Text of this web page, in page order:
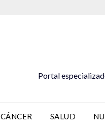
Portal
CÁNCER SALUD